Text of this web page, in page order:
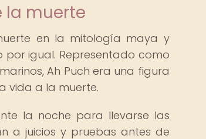
la muerte
en la mitología maya y
igual. Representado como
Ah Puch era una figura
vida a la muerte.
la noche para llevarse las
a juicios y pruebas antes de